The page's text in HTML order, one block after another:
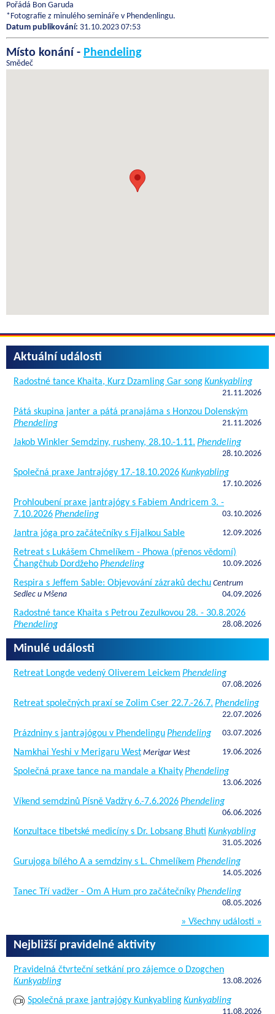
Pořádá Bon Garuda
*Fotografie z minulého semináře v Phendenlingu.
Datum publikování: 31.10.2023 07:53
Místo konání - Phendeling
Smědeč
Aktuální události
Radostné tance Khaita, Kurz Dzamling Gar songKunkyabling
21.11.2026
Pátá skupina janter a pátá pranajáma s Honzou Dolenským
Phendeling
21.11.2026
Jakob Winkler Semdziny, rusheny, 28.10.-1.11. Phendeling
28.10.2026
Společná praxe Jantrajógy 17.-18.10.2026Kunkyabling
17.10.2026
Prohloubení praxe jantrajógy s Fabiem Andricem 3. -
7.10.2026Phendeling 03.10.2026
Jantra jóga pro začátečníky s Fijalkou Sable 12.09.2026
Retreat s Lukášem Chmelíkem - Phowa (přenos vědomí)
Čhangčhub DordžehoPhendeling 10.09.2026
Respira s Jeffem Sable: Objevování zázraků dechu Centrum
Sedlec u Mšena
04.09.2026
Radostné tance Khaita s Petrou Zezulkovou 28. - 30.8.2026
Phendeling
28.08.2026
Minulé události
Retreat Longde vedený Oliverem Leickem Phendeling
07.08.2026
Retreat společných praxí se Zolim Cser 22.7.-26.7. Phendeling
22.07.2026
Prázdniny s jantrajógou v PhendelinguPhendeling 03.07.2026
Namkhai Yeshi v Merigaru West Merigar West 19.06.2026
Společná praxe tance na mandale a KhaityPhendeling
13.06.2026
Víkend semdzinů Písně Vadžry 6.-7.6.2026Phendeling
06.06.2026
Konzultace tibetské medicíny s Dr. Lobsang Bhuti Kunkyabling
31.05.2026
Gurujoga bílého A a semdziny s L. Chmelíkem Phendeling
14.05.2026
Tanec Tří vadžer - Om A Hum pro začátečníkyPhendeling
08.05.2026
» Všechny události »
Nejbližší pravidelné aktivity
Pravidelná čtvrteční setkání pro zájemce o Dzogchen
Kunkyabling
13.08.2026
Společná praxe jantrajógy KunkyablingKunkyabling
11.08.2026